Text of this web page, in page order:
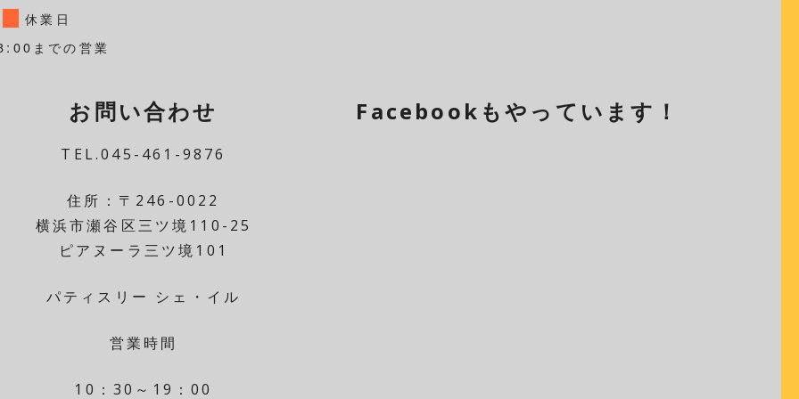
休業日
までの営業
お問い合わせ
TEL.045-461-9876
住所：〒246-0022
横浜市瀬谷区三ツ境110-25
ピアヌーラ三ツ境101
パティスリー シェ・イル
営業時間
10：30～19：00
Facebookもやっています！